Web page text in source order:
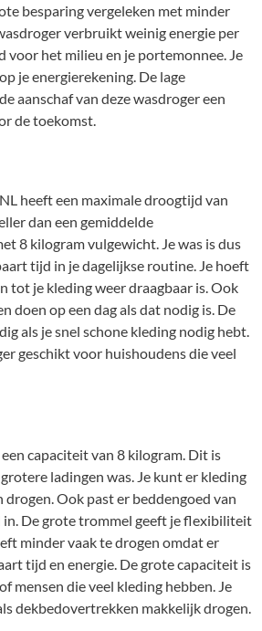
besparing vergeleken met minder
verbruikt weinig energie per
voor het milieu en je portemonnee. Je
je energierekening. De lage
aanschaf van deze wasdroger een
de toekomst.
heeft een maximale droogtijd van
dan een gemiddelde
8 kilogram vulgewicht. Je was is dus
tijd in je dagelijkse routine. Je hoeft
tot je kleding weer draagbaar is. Ook
doen op een dag als dat nodig is. De
als je snel schone kleding nodig hebt.
geschikt voor huishoudens die veel
capaciteit van 8 kilogram. Dit is
ladingen was. Je kunt er kleding
drogen. Ook past er beddengoed van
in. De grote trommel geeft je flexibiliteit
minder vaak te drogen omdat er
tijd en energie. De grote capaciteit is
mensen die veel kleding hebben. Je
dekbedovertrekken makkelijk drogen.